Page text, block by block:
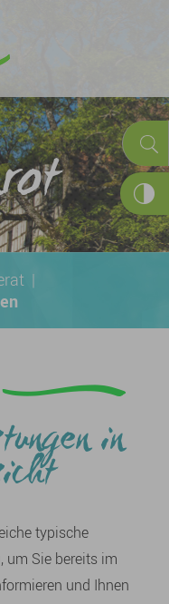
|
in
typische
um Sie bereits im
und Ihnen